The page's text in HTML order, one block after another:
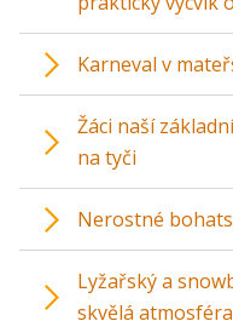
Karneval v
Žáci naší
na tyči
Nerostné
Lyžařský a
skvělá atmosféra